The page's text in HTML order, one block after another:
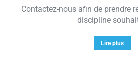
Contactez-nous afin de prendre
discipline
Lire plus